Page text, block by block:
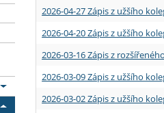
Absolventi fakulty
Vyjíždějící zaměstnanci
2026-04-27 Zápis z užšího
2026-04-20 Zápis z užšího
2026-03-16 Zápis z
2026-03-09 Zápis z užšího
2026-03-02 Zápis z užšího